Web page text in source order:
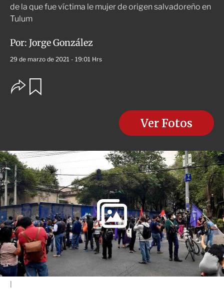
de la que fue víctima le mujer de origen salvadoreño en
Tulum
Por: Jorge González
29 de marzo de 2021 - 19:01 Hrs
O
p
s
d
e
c
o
m
p
a
r
t
i
r
Ver Fotos